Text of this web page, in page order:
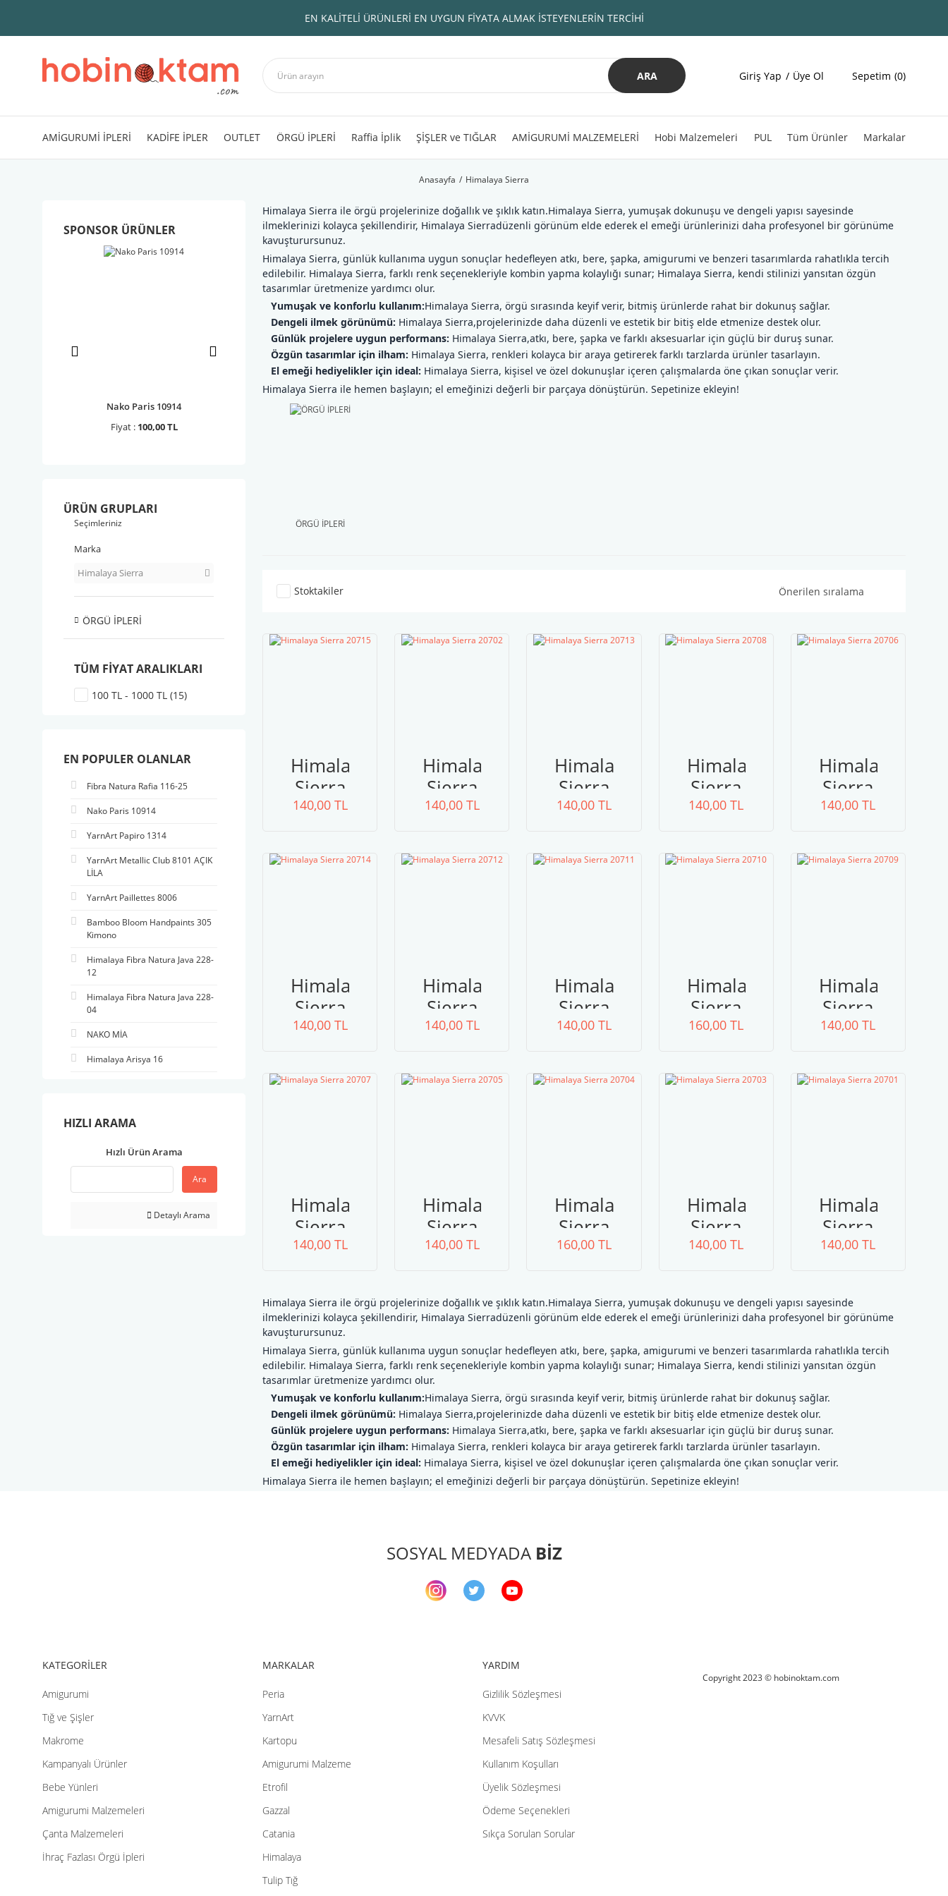
EN KALİTELİ ÜRÜNLERİ EN UYGUN FİYATA ALMAK İSTEYENLERİN TERCİHİ
ARA Giriş Yap Üye Ol Sepetim 0
AMİGURUMİ İPLERİ KADİFE İPLER OUTLET ÖRGÜ İPLERİ Raffia İplik ŞİŞLER ve TIĞLAR AMİGURUMİ MALZEMELERİ Hobi Malzemeleri PUL Tüm Ürünler Markalar
Anasayfa Himalaya Sierra
SPONSOR ÜRÜNLER
Nako Paris 10914
Fiyat : 100,00 TL
YarnArt Papiro 1314
ÜRÜN GRUPLARI
Seçimleriniz
Marka
Himalaya Sierra
ÖRGÜ İPLERİ
TÜM FIYAT ARALIKLARI
100 TL - 1000 TL (15)
EN POPULER OLANLAR
Fibra Natura Rafia 116-25
Nako Paris 10914
YarnArt Papiro 1314
YarnArt Metallic Club 8101 AÇIK
LİLA
YarnArt Paillettes 8006
Bamboo Bloom Handpaints 305
Kimono
Himalaya Fibra Natura Java 228-
12
Himalaya Fibra Natura Java 228-
04
NAKO MİA
Himalaya Arisya 16
HIZLI ARAMA
Hızlı Ürün Arama
Ara
Detaylı Arama
Himalaya Sierra ile örgü projelerinize doğallık ve şıklık katın.Himalaya Sierra, yumuşak dokunuşu ve dengeli yapısı sayesinde
ilmeklerinizi kolayca şekillendirir, Himalaya Sierradüzenli görünüm elde ederek el emeği ürünlerinizi daha profesyonel bir görünüme
kavuşturursunuz.
Himalaya Sierra, günlük kullanıma uygun sonuçlar hedefleyen atkı, bere, şapka, amigurumi ve benzeri tasarımlarda rahatlıkla tercih
edilebilir. Himalaya Sierra, farklı renk seçenekleriyle kombin yapma kolaylığı sunar; Himalaya Sierra, kendi stilinizi yansıtan özgün
tasarımlar üretmenize yardımcı olur.
Yumuşak ve konforlu kullanım:Himalaya Sierra, örgü sırasında keyif verir, bitmiş ürünlerde rahat bir dokunuş sağlar.
Dengeli ilmek görünümü: Himalaya Sierra,projelerinizde daha düzenli ve estetik bir bitiş elde etmenize destek olur.
Günlük projelere uygun performans: Himalaya Sierra,atkı, bere, şapka ve farklı aksesuarlar için güçlü bir duruş sunar.
Özgün tasarımlar için ilham: Himalaya Sierra, renkleri kolayca bir araya getirerek farklı tarzlarda ürünler tasarlayın.
El emeği hediyelikler için ideal: Himalaya Sierra, kişisel ve özel dokunuşlar içeren çalışmalarda öne çıkan sonuçlar verir.
Himalaya Sierra ile hemen başlayın; el emeğinizi değerli bir parçaya dönüştürün. Sepetinize ekleyin!
ÖRGÜ İPLERİ
Stoktakiler
Himalaya
Sierra
20715
140,00 TL
Himalaya
Sierra
20702
140,00 TL
Himalaya
Sierra
20713
140,00 TL
Himalaya
Sierra
20708
140,00 TL
Himalaya
Sierra
20706
140,00 TL
Himalaya
Sierra
20714
140,00 TL
Himalaya
Sierra
20712
140,00 TL
Himalaya
Sierra
20711
140,00 TL
Himalaya
Sierra
20710
160,00 TL
Himalaya
Sierra
20709
140,00 TL
Himalaya
Sierra
20707
140,00 TL
Himalaya
Sierra
20705
140,00 TL
Himalaya
Sierra
20704
160,00 TL
Himalaya
Sierra
20703
140,00 TL
Himalaya
Sierra
20701
140,00 TL
Himalaya Sierra ile örgü projelerinize doğallık ve şıklık katın.Himalaya Sierra, yumuşak dokunuşu ve dengeli yapısı sayesinde
ilmeklerinizi kolayca şekillendirir, Himalaya Sierradüzenli görünüm elde ederek el emeği ürünlerinizi daha profesyonel bir görünüme
kavuşturursunuz.
Himalaya Sierra, günlük kullanıma uygun sonuçlar hedefleyen atkı, bere, şapka, amigurumi ve benzeri tasarımlarda rahatlıkla tercih
edilebilir. Himalaya Sierra, farklı renk seçenekleriyle kombin yapma kolaylığı sunar; Himalaya Sierra, kendi stilinizi yansıtan özgün
tasarımlar üretmenize yardımcı olur.
Yumuşak ve konforlu kullanım:Himalaya Sierra, örgü sırasında keyif verir, bitmiş ürünlerde rahat bir dokunuş sağlar.
Dengeli ilmek görünümü: Himalaya Sierra,projelerinizde daha düzenli ve estetik bir bitiş elde etmenize destek olur.
Günlük projelere uygun performans: Himalaya Sierra,atkı, bere, şapka ve farklı aksesuarlar için güçlü bir duruş sunar.
Özgün tasarımlar için ilham: Himalaya Sierra, renkleri kolayca bir araya getirerek farklı tarzlarda ürünler tasarlayın.
El emeği hediyelikler için ideal: Himalaya Sierra, kişisel ve özel dokunuşlar içeren çalışmalarda öne çıkan sonuçlar verir.
Himalaya Sierra ile hemen başlayın; el emeğinizi değerli bir parçaya dönüştürün. Sepetinize ekleyin!
SOSYAL MEDYADA BİZ
KATEGORİLER
Amigurumi
Tığ ve Şişler
Makrome
Kampanyalı Ürünler
Bebe Yünleri
Amigurumi Malzemeleri
Çanta Malzemeleri
İhraç Fazlası Örgü İpleri
MARKALAR
Peria
YarnArt
Kartopu
Amigurumi Malzeme
Etrofil
Gazzal
Catania
Himalaya
Tulip Tığ
YARDIM
Gizlilik Sözleşmesi
KVVK
Mesafeli Satış Sözleşmesi
Kullanım Koşulları
Üyelik Sözleşmesi
Ödeme Seçenekleri
Sıkça Sorulan Sorular
Copyright 2023 © hobinoktam.com